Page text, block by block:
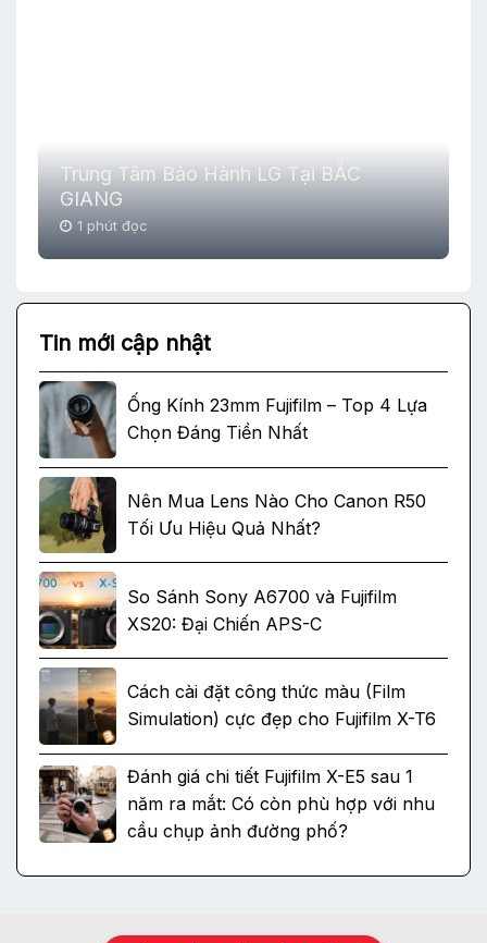
Trung Tâm Bảo Hành LG Tại BẮC
GIANG
1 phút đọc
Tin mới cập nhật
Ống Kính 23mm Fujifilm – Top 4 Lựa
Chọn Đáng Tiền Nhất
Nên Mua Lens Nào Cho Canon R50
Tối Ưu Hiệu Quả Nhất?
So Sánh Sony A6700 và Fujifilm
XS20: Đại Chiến APS-C
Cách cài đặt công thức màu (Film
Simulation) cực đẹp cho Fujifilm X-T6
Đánh giá chi tiết Fujifilm X-E5 sau 1
năm ra mắt: Có còn phù hợp với nhu
cầu chụp ảnh đường phố?